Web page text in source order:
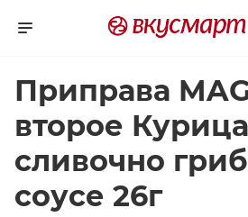
Приправа
второе
сливочно
соусе 26г